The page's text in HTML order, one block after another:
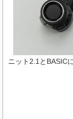
ニット2.1とBASIC